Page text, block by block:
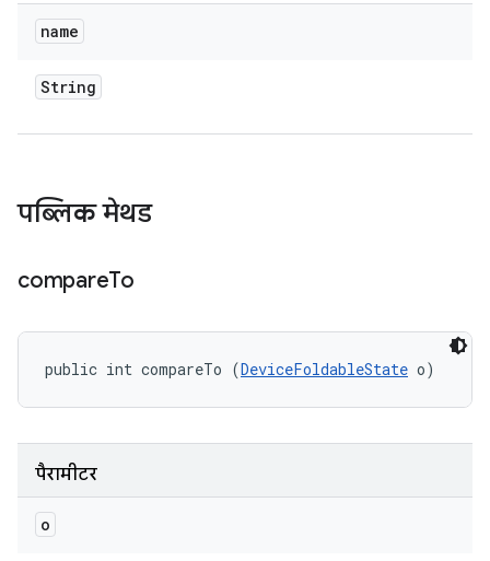
name
String
पब्लिक मेथड
compareTo
public int compareTo (DeviceFoldableState o)
पैरामीटर
o